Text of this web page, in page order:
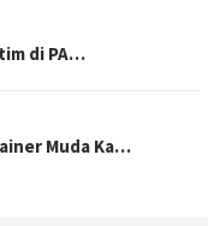
di PA…
Muda Ka…